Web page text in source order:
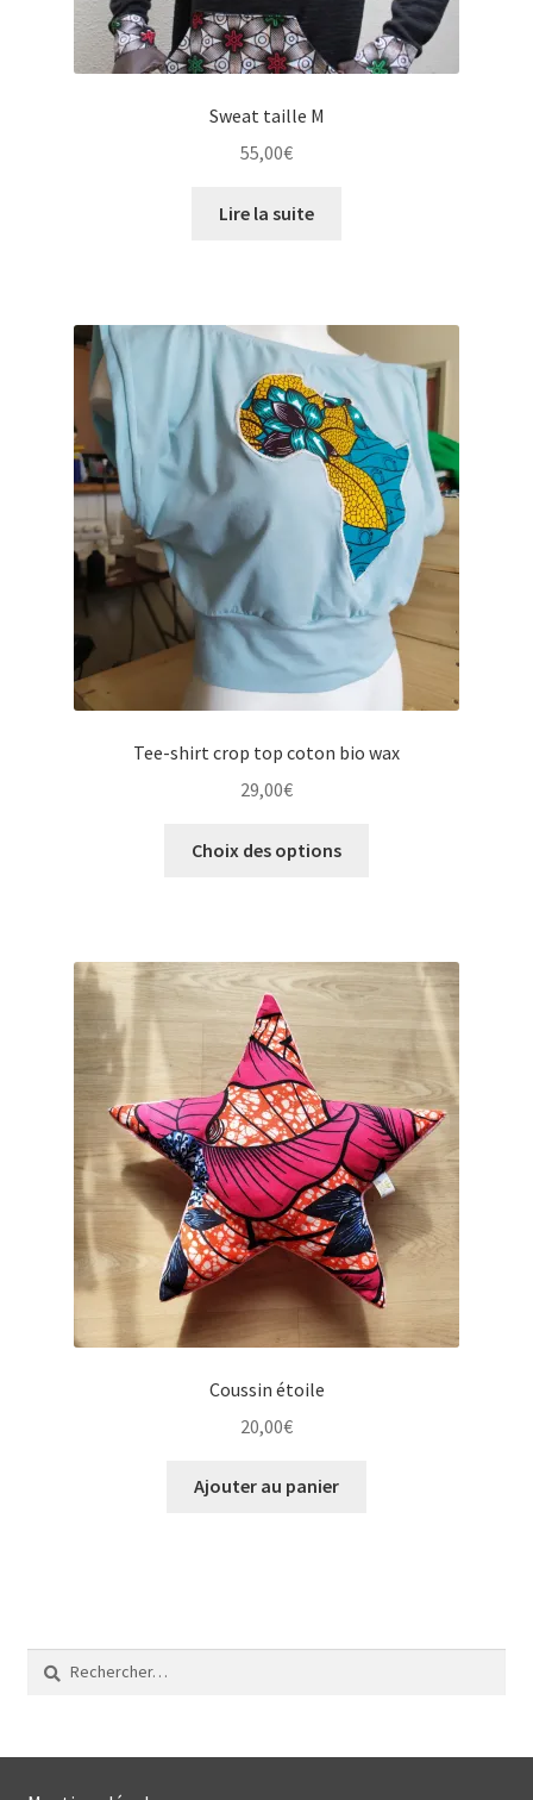
Sweat taille M
55,00€
Lire la suite
Tee-shirt crop top coton bio wax
29,00€
Choix des options
Les
options
peuvent
être
choisies
sur
la
page
du
produit
Coussin étoile
20,00€
Ajouter au panier
Rechercher :